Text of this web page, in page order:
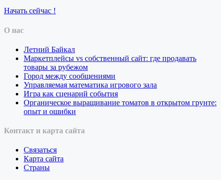
Начать сейчас !
О нас
Летний Байкал
Маркетплейсы vs собственный сайт: где продавать
товары за рубежом
Город между сообщениями
Управляемая математика игрового зала
Игра как сценарий события
Органическое выращивание томатов в открытом грунте:
опыт и ошибки
Контакт и карта сайта
Связаться
Карта сайта
Страны